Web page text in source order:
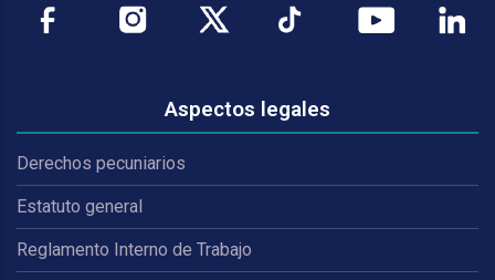
Aspectos legales
Derechos pecuniarios
Estatuto general
Reglamento Interno de Trabajo